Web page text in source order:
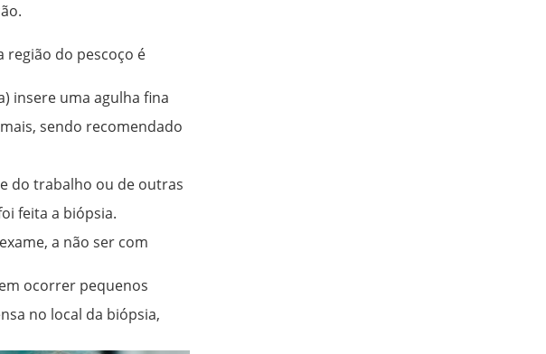
região do pescoço é
insere uma agulha fina
sendo recomendado
do trabalho ou de outras
feita a biópsia.
a não ser com
ocorrer pequenos
no local da biópsia,